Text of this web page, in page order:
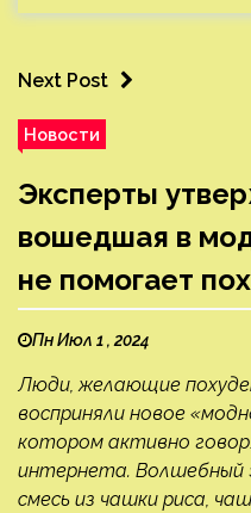
Next Post
Новости
Эксперты
вошедшая в
не помогает
Пн Июл 1 , 2024
Люди, желающие
восприняли новое
котором активно
интернета. Волшебный
смесь из чашки риса,